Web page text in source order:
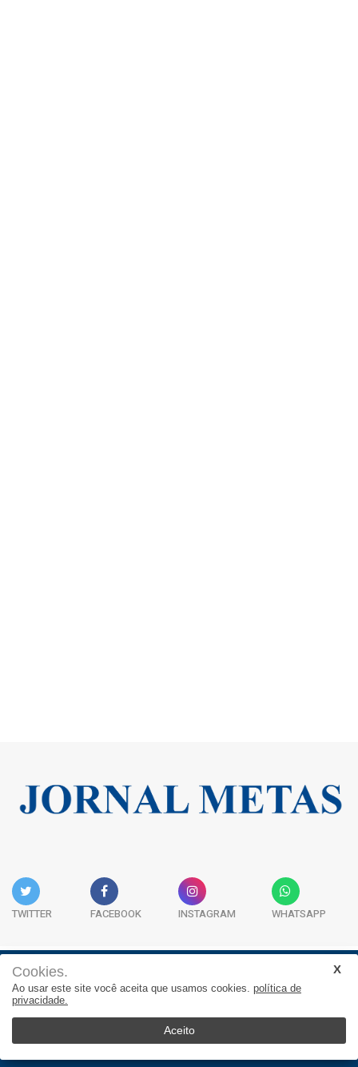
TWITTER FACEBOOK INSTAGRAM WHATSAPP
JORNAL METAS - Rua São José, 253, Sala 302, Centro
Empresarial Atitude - (47) 3332 1620
Cookies.
Ao usar este site você aceita que usamos cookies. política de
privacidade.
Aceito